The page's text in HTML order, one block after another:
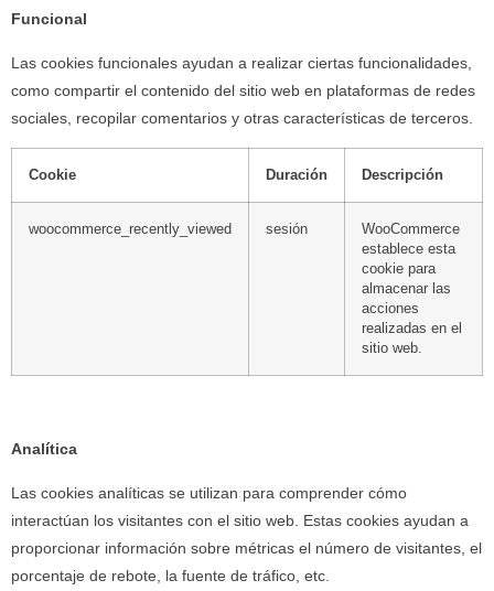
Funcional
Las cookies funcionales ayudan a realizar ciertas funcionalidades,
como compartir el contenido del sitio web en plataformas de redes
sociales, recopilar comentarios y otras características de terceros.
Cookie Duración Descripción
woocommerce_recently_viewed sesión
WooCommerce
establece esta
cookie para
almacenar las
acciones
realizadas en el
sitio web.
Analítica
Las cookies analíticas se utilizan para comprender cómo
interactúan los visitantes con el sitio web. Estas cookies ayudan a
proporcionar información sobre métricas el número de visitantes, el
porcentaje de rebote, la fuente de tráfico, etc.